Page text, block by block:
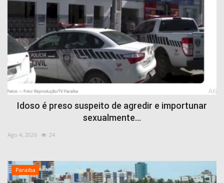
Idoso é preso suspeito de agredir e importunar
sexualmente...
Ago 4, 2026 24
Paraiba